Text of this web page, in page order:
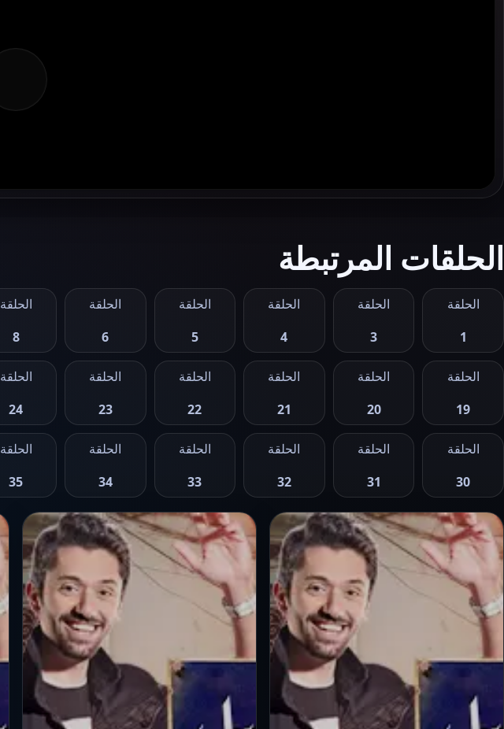
الحلقات المرتبطة
الحلقة
1
الحلقة
3
الحلقة
4
الحلقة
5
الحلقة
6
الحلقة
8
الحلقة
19
الحلقة
20
الحلقة
21
الحلقة
22
الحلقة
23
الحلقة
24
الحلقة
30
الحلقة
31
الحلقة
32
الحلقة
33
الحلقة
34
الحلقة
35